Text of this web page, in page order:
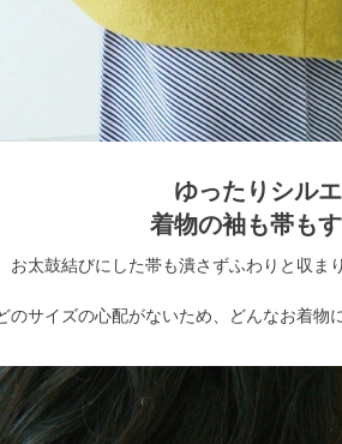
ゆったりシル
着物の袖も帯も
太鼓結びにした帯も潰さずふわりと収まり
サイズの心配がないため、どんなお着物